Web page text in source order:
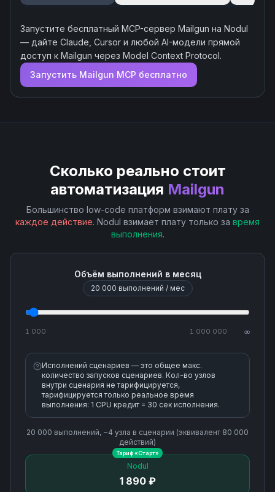
Запустите бесплатный MCP-сервер Mailgun на Nodul
— дайте Claude, Cursor и любой AI-модели прямой
доступ к Mailgun через Model Context Protocol.
Запустить Mailgun MCP бесплатно
Сколько реально стоит
автоматизация Mailgun
Большинство low-code платформ взимают плату за
каждое действие. Nodul взимает плату только за время
выполнения.
Объём выполнений в месяц
20 000 выполнений / мес
1 000 1 000 000 ∞
Исполнений сценариев — это общее макс.
количество запусков сценариев. Кол-во узлов
внутри сценария не тарифицируется,
тарифицируется только реальное время
выполнения: 1 CPU кредит = 30 сек исполнения.
20 000 выполнений, ~4 узла в сценарии (эквивалент 80 000
действий)
Nodul
1 890 ₽
Тариф «Старт»